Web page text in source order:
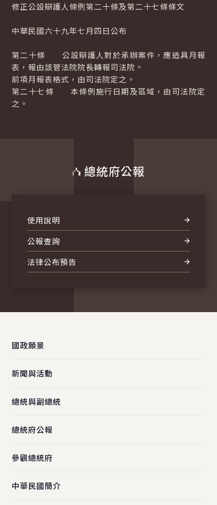
修正公設辯護人條例第二十條及第二十七條條文
中華民國六十九年七月四日公布
第二十條 公設辯護人對於承辦案件，應造具月報
表，報由該管法院院長轉報司法院。
前項月報表格式，由司法院定之。
第二十七條 本條例施行日期及區域，由司法院定
之。
總統府公報
使用說明
公報查詢
法律公布預告
國政願景
新聞與活動
總統與副總統
總統府公報
參觀總統府
中華民國簡介